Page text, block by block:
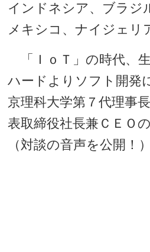
インドネシア、ブラジ
メキシコ、ナイジェリ
「ＩｏＴ」の時代、生
ハードよりソフト開発
京理科大学第７代理事
表取締役社長兼ＣＥＯ
（対談の音声を公開！）